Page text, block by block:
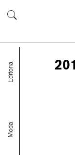
Editorial
Moda